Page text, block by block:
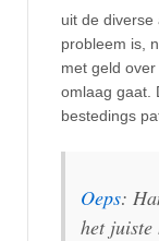
uit de diverse
probleem is,
met geld
omlaag gaat.
bestedings
Oeps:
het juiste